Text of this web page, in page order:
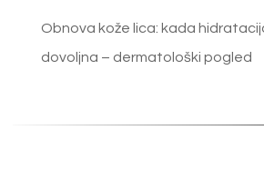
Obnova kože lica: kada
dovoljna – dermatološki pogled